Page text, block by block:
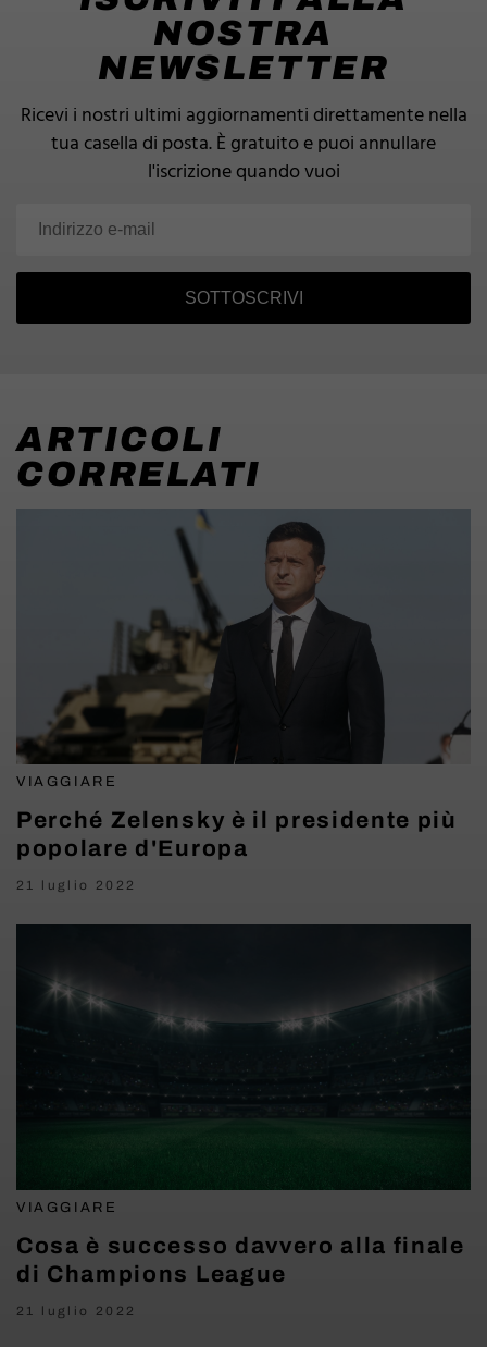
NOSTRA
NEWSLETTER
Ricevi i nostri ultimi aggiornamenti direttamente nella
tua casella di posta.È gratuito e puoi annullare
l'iscrizione quando vuoi
SOTTOSCRIVI
ARTICOLI
CORRELATI
VIAGGIARE
Perché Zelensky è il presidente più
popolare d'Europa
21 luglio 2022
VIAGGIARE
Cosa è successo davvero alla finale
di Champions League
21 luglio 2022